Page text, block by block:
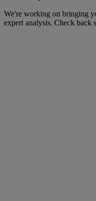
We're working on bringing
expert analysis. Check back